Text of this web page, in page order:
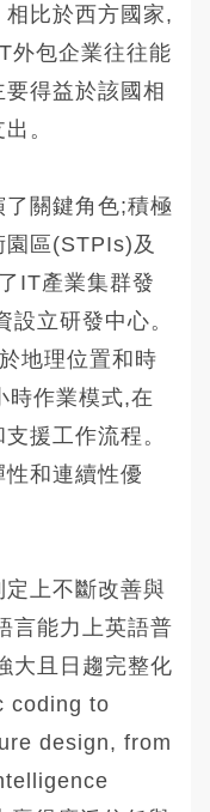
比於西方國家,
外包企業往往能
得益於該國相
。
關鍵角色;積極
區(STPIs)及
IT產業集群發
立研發中心。
地理位置和時
時作業模式,在
援工作流程。
和連續性優
上不斷改善與
言能力上英語普
大且日趨完整化
coding to
design, from